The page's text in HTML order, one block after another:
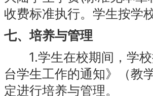
收费标准执行。学生按学
七、培养与管理
1.学生在校期间，学校
台学生工作的通知》（教
定进行培养与管理。